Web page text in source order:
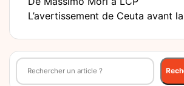
L’avertissement de Ceuta avant
Rechercher